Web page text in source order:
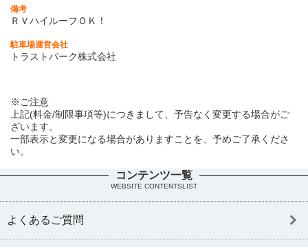
備考
ＲＶハイルーフＯＫ！
駐車場運営会社
トラストパーク株式会社
※ご注意
上記(料金/制限事項等)につきまして、予告なく変更する場合がご
ざいます。
一部表示と変更になる場合がありますことを、予めご了承くださ
い。
コンテンツ一覧
WEBSITE CONTENTSLIST
よくあるご質問